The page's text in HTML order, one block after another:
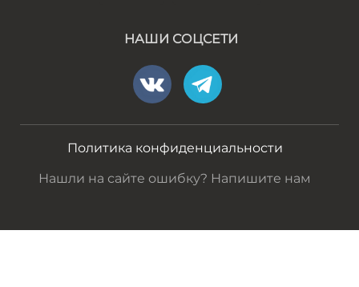
НАШИ СОЦСЕТИ
Политика конфиденциальности
Нашли на сайте ошибку? Напишите нам